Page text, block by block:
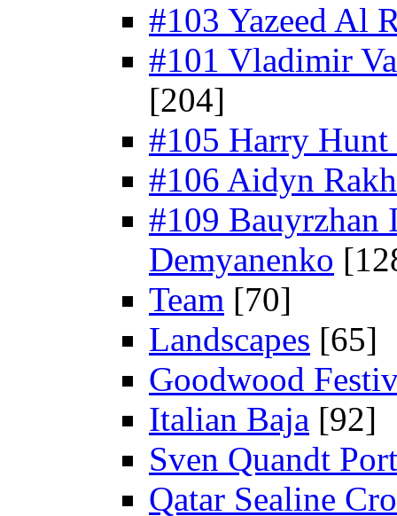
#103 Yazeed Al
#101 Vladimir
[204]
#105 Harry Hunt
#106 Aidyn
#109 Bauyrzhan
Demyanenko
Team [70]
Landscapes [65]
Goodwood
Italian Baja [92]
Sven Quandt
Qatar Sealine